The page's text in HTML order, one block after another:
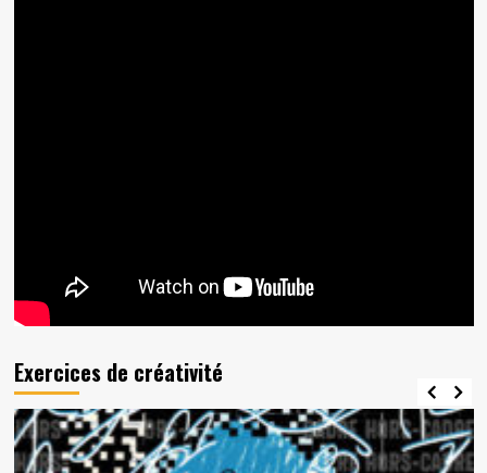
Exercices de créativité